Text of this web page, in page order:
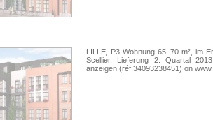
LILLE, P3-Wohnung 65, 70 m², im
Scellier, Lieferung 2. Quartal
anzeigen (réf.34093238451) on